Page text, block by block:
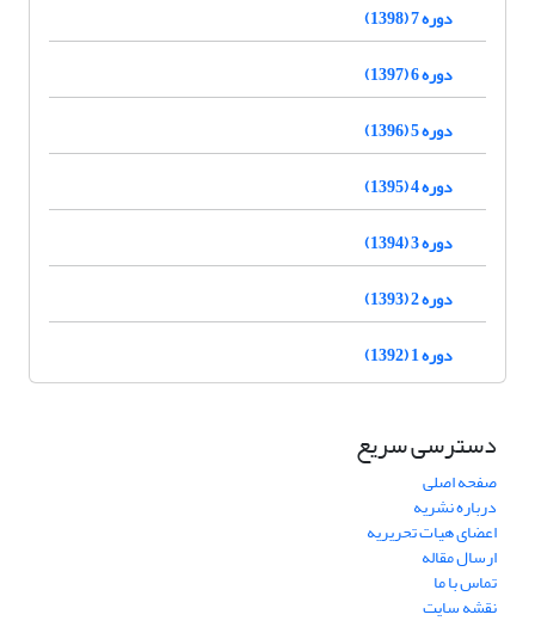
دوره 7 (1398)
دوره 6 (1397)
دوره 5 (1396)
دوره 4 (1395)
دوره 3 (1394)
دوره 2 (1393)
دوره 1 (1392)
دسترسی سریع
صفحه اصلی
درباره نشریه
اعضای هیات تحریریه
ارسال مقاله
تماس با ما
نقشه سایت